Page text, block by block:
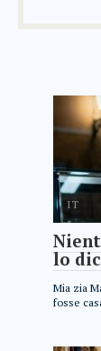
IT
lo
Mia zia
fosse